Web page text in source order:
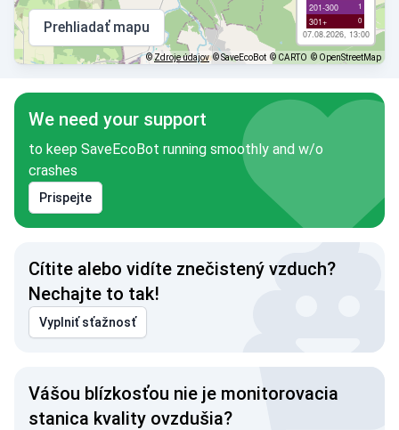
201-300 1
301+ 0
07.08.2026, 13:00
Prehliadať mapu
©Zdroje údajov © SaveEcoBot © CARTO © OpenStreetMap
We need your support
to keep SaveEcoBot running smoothly and w/o
crashes
Prispejte
Cítite alebo vidíte znečistený vzduch?
Nechajte to tak!
Vyplniť sťažnosť
Vášou blízkosťou nie je monitorovacia
stanica kvality ovzdušia?